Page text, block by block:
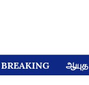
BREAKING ஆயுத